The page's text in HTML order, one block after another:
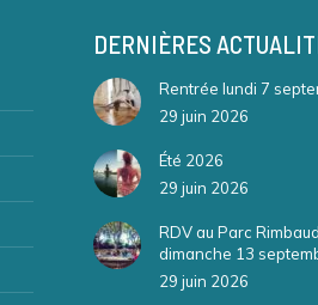
DERNIÈRES
Rentrée lundi 7
29 juin 2026
Été 2026
29 juin 2026
RDV au Parc
dimanche 13
29 juin 2026